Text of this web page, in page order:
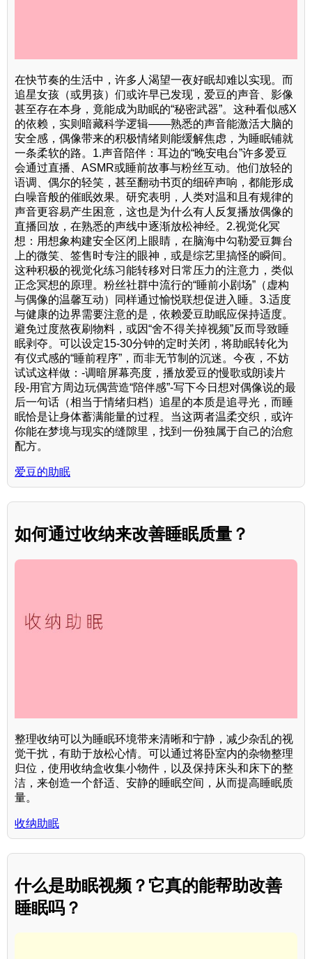
在快节奏的生活中，许多人渴望一夜好眠却难以实现。而
追星女孩（或男孩）们或许早已发现，爱豆的声音、影像
甚至存在本身，竟能成为助眠的“秘密武器”。这种看似感X
的依赖，实则暗藏科学逻辑——熟悉的声音能激活大脑的
安全感，偶像带来的积极情绪则能缓解焦虑，为睡眠铺就
一条柔软的路。1.声音陪伴：耳边的“晚安电台”许多爱豆
会通过直播、ASMR或睡前故事与粉丝互动。他们放轻的
语调、偶尔的轻笑，甚至翻动书页的细碎声响，都能形成
白噪音般的催眠效果。研究表明，人类对温和且有规律的
声音更容易产生困意，这也是为什么有人反复播放偶像的
直播回放，在熟悉的声线中逐渐放松神经。2.视觉化冥
想：用想象构建安全区闭上眼睛，在脑海中勾勒爱豆舞台
上的微笑、签售时专注的眼神，或是综艺里搞怪的瞬间。
这种积极的视觉化练习能转移对日常压力的注意力，类似
正念冥想的原理。粉丝社群中流行的“睡前小剧场”（虚构
与偶像的温馨互动）同样通过愉悦联想促进入睡。3.适度
与健康的边界需要注意的是，依赖爱豆助眠应保持适度。
避免过度熬夜刷物料，或因“舍不得关掉视频”反而导致睡
眠剥夺。可以设定15-30分钟的定时关闭，将助眠转化为
有仪式感的“睡前程序”，而非无节制的沉迷。今夜，不妨
试试这样做：-调暗屏幕亮度，播放爱豆的慢歌或朗读片
段-用官方周边玩偶营造“陪伴感”-写下今日想对偶像说的最
后一句话（相当于情绪归档）追星的本质是追寻光，而睡
眠恰是让身体蓄满能量的过程。当这两者温柔交织，或许
你能在梦境与现实的缝隙里，找到一份独属于自己的治愈
配方。
爱豆的助眠
如何通过收纳来改善睡眠质量？
整理收纳可以为睡眠环境带来清晰和宁静，减少杂乱的视
觉干扰，有助于放松心情。可以通过将卧室内的杂物整理
归位，使用收纳盒收集小物件，以及保持床头和床下的整
洁，来创造一个舒适、安静的睡眠空间，从而提高睡眠质
量。
收纳助眠
什么是助眠视频？它真的能帮助改善
睡眠吗？